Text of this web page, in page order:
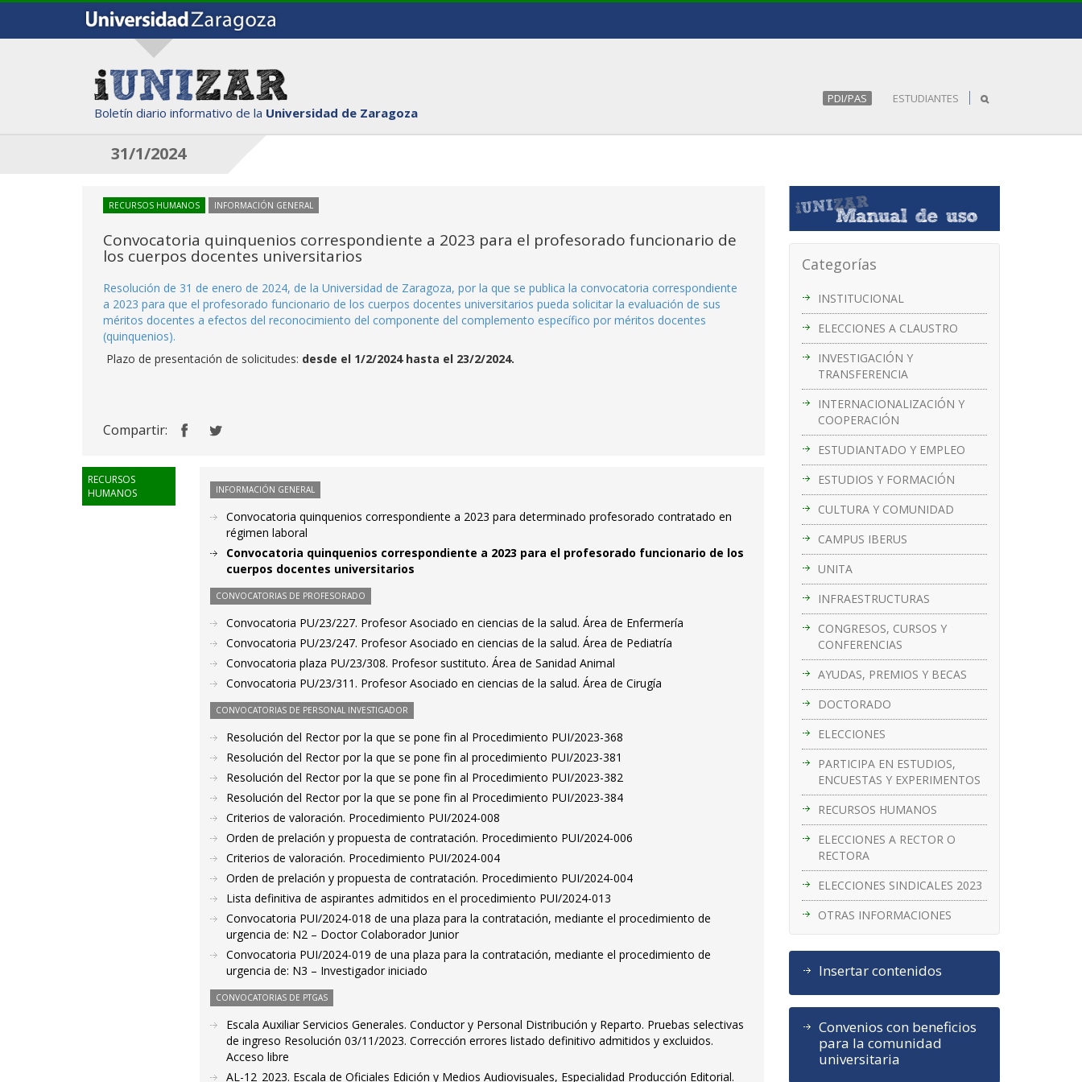
Boletín diario informativo de la Universidad de Zaragoza
PDI/PAS ESTUDIANTES
31/1/2024
Categorías
INSTITUCIONAL
ELECCIONES A CLAUSTRO
INVESTIGACIÓN Y
TRANSFERENCIA
INTERNACIONALIZACIÓN Y
COOPERACIÓN
ESTUDIANTADO Y EMPLEO
ESTUDIOS Y FORMACIÓN
CULTURA Y COMUNIDAD
CAMPUS IBERUS
UNITA
INFRAESTRUCTURAS
CONGRESOS, CURSOS Y
CONFERENCIAS
AYUDAS, PREMIOS Y BECAS
DOCTORADO
ELECCIONES
PARTICIPA EN ESTUDIOS,
ENCUESTAS Y EXPERIMENTOS
RECURSOS HUMANOS
ELECCIONES A RECTOR O
RECTORA
ELECCIONES SINDICALES 2023
OTRAS INFORMACIONES
Insertar contenidos
Convenios con beneficios
para la comunidad
universitaria
RECURSOS HUMANOS INFORMACIÓN GENERAL
Convocatoria quinquenios correspondiente a 2023 para el profesorado funcionario de
los cuerpos docentes universitarios
Resolución de 31 de enero de 2024, de la Universidad de Zaragoza, por la que se publica la convocatoria correspondiente
a 2023 para que el profesorado funcionario de los cuerpos docentes universitarios pueda solicitar la evaluación de sus
méritos docentes a efectos del reconocimiento del componente del complemento específico por méritos docentes
(quinquenios).
Plazo de presentación de solicitudes: desde el 1/2/2024 hasta el 23/2/2024.
Compartir:
RECURSOS
HUMANOS
INFORMACIÓN GENERAL
Convocatoria quinquenios correspondiente a 2023 para determinado profesorado contratado en
régimen laboral
Convocatoria quinquenios correspondiente a 2023 para el profesorado funcionario de los
cuerpos docentes universitarios
CONVOCATORIAS DE PROFESORADO
Convocatoria PU/23/227. Profesor Asociado en ciencias de la salud. Área de Enfermería
Convocatoria PU/23/247. Profesor Asociado en ciencias de la salud. Área de Pediatría
Convocatoria plaza PU/23/308. Profesor sustituto. Área de Sanidad Animal
Convocatoria PU/23/311. Profesor Asociado en ciencias de la salud. Área de Cirugía
CONVOCATORIAS DE PERSONAL INVESTIGADOR
Resolución del Rector por la que se pone fin al Procedimiento PUI/2023-368
Resolución del Rector por la que se pone fin al procedimiento PUI/2023-381
Resolución del Rector por la que se pone fin al Procedimiento PUI/2023-382
Resolución del Rector por la que se pone fin al Procedimiento PUI/2023-384
Criterios de valoración. Procedimiento PUI/2024-008
Orden de prelación y propuesta de contratación. Procedimiento PUI/2024-006
Criterios de valoración. Procedimiento PUI/2024-004
Orden de prelación y propuesta de contratación. Procedimiento PUI/2024-004
Lista definitiva de aspirantes admitidos en el procedimiento PUI/2024-013
Convocatoria PUI/2024-018 de una plaza para la contratación, mediante el procedimiento de
urgencia de: N2 – Doctor Colaborador Junior
Convocatoria PUI/2024-019 de una plaza para la contratación, mediante el procedimiento de
urgencia de: N3 – Investigador iniciado
CONVOCATORIAS DE PTGAS
Escala Auxiliar Servicios Generales. Conductor y Personal Distribución y Reparto. Pruebas selectivas
de ingreso Resolución 03/11/2023. Corrección errores listado definitivo admitidos y excluidos.
Acceso libre
AL-12_2023. Escala de Oficiales Edición y Medios Audiovisuales, Especialidad Producción Editorial.